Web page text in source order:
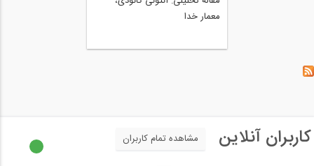
معمار خدا
کاربران آنلاین مشاهده تمام کاربران